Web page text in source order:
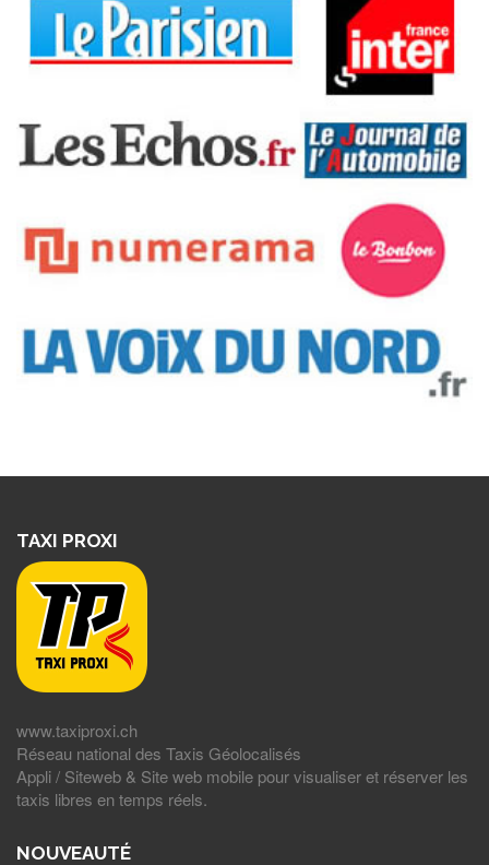
TAXI PROXI
www.taxiproxi.ch
Réseau national des Taxis Géolocalisés
Appli / Siteweb & Site web mobile pour visualiser et réserver les
taxis libres en temps réels.
NOUVEAUTÉ